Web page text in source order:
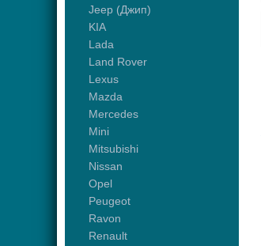
Jeep (Джип)
KIA
Lada
Land Rover
Lexus
Mazda
Mercedes
Mini
Mitsubishi
Nissan
Opel
Peugeot
Ravon
Renault